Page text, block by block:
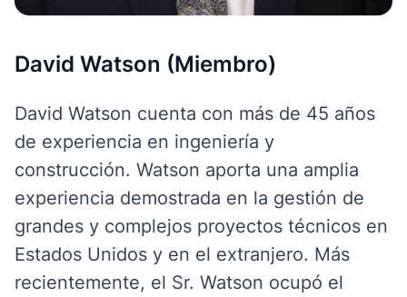
David Watson (Miembro)
David Watson cuenta con más de 45 años
de experiencia en ingeniería y
construcción. Watson aporta una amplia
experiencia demostrada en la gestión de
grandes y complejos proyectos técnicos en
Estados Unidos y en el extranjero. Más
recientemente, el Sr. Watson ocupó el